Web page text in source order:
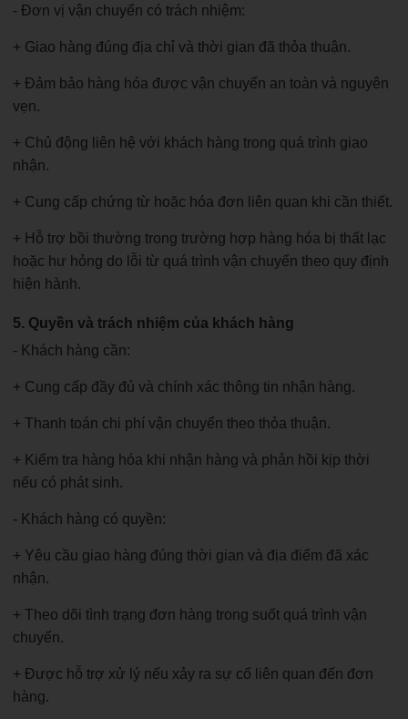
- Đơn vị vận chuyển có trách nhiệm:
+ Giao hàng đúng địa chỉ và thời gian đã thỏa thuận.
+ Đảm bảo hàng hóa được vận chuyển an toàn và nguyên
vẹn.
+ Chủ động liên hệ với khách hàng trong quá trình giao
nhận.
+ Cung cấp chứng từ hoặc hóa đơn liên quan khi cần thiết.
+ Hỗ trợ bồi thường trong trường hợp hàng hóa bị thất lạc
hoặc hư hỏng do lỗi từ quá trình vận chuyển theo quy định
hiện hành.
5. Quyền và trách nhiệm của khách hàng
- Khách hàng cần:
+ Cung cấp đầy đủ và chính xác thông tin nhận hàng.
+ Thanh toán chi phí vận chuyển theo thỏa thuận.
+ Kiểm tra hàng hóa khi nhận hàng và phản hồi kịp thời
nếu có phát sinh.
- Khách hàng có quyền:
+ Yêu cầu giao hàng đúng thời gian và địa điểm đã xác
nhận.
+ Theo dõi tình trạng đơn hàng trong suốt quá trình vận
chuyển.
+ Được hỗ trợ xử lý nếu xảy ra sự cố liên quan đến đơn
hàng.